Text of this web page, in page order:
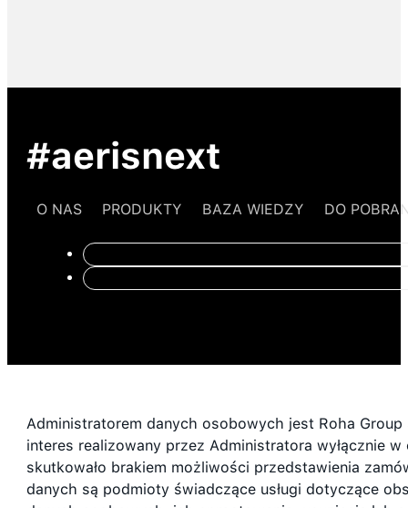
#aerisnext
O NAS PRODUKTY BAZA WIEDZY DO
Administratorem danych osobowych jest Roha
interes realizowany przez Administratora wyłącznie
skutkowało brakiem możliwości przedstawienia
danych są podmioty świadczące usługi dotyczące